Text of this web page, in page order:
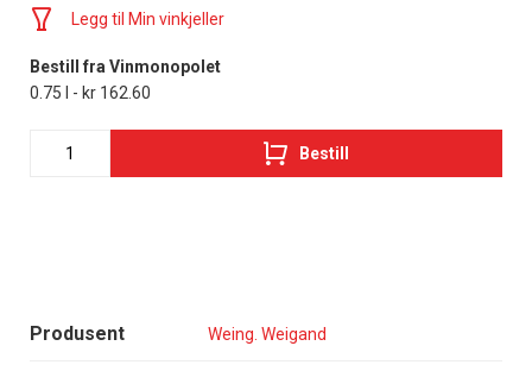
Produsent Weing. Weigand
Legg til Min vinkjeller
Bestill fra Vinmonopolet
0.75 l - kr 162.60
Bestill